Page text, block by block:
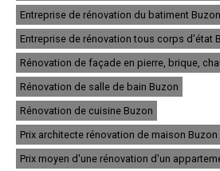
- Entreprise de rénovation
- Entreprise de rénovation immobilière à
- Entreprise de rénovation
- Entreprise de rénovation immobilière à
- Entreprise de rénovation immobilière à
- Entreprise de rénovation
- Entreprise de rénovation
- Entreprise de rénovation
- Entreprise de rénovation immobilière
- Entreprise de rénovation
- Entreprise de rénovation
- Entreprise de rénovation
Entreprise de rénovation du batiment Buzon
Entreprise de rénovation tous corps d'état
Rénovation de façade en pierre, brique,
Rénovation de salle de bain Buzon
Rénovation de cuisine Buzon
Prix architecte rénovation de maison Buzon
Prix moyen d'une rénovation d'un